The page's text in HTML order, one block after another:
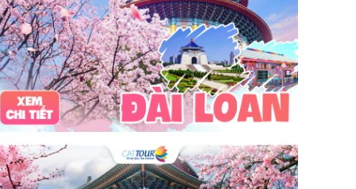
ô tô
phượt 99k buffet
lẩu
Tuyển dụng
Nhân viên Visa Cát Bà.
Cô Tô
miền Bắc
miền Trung
miền Nam
đền độc cước
chi phí giá
chợ
mùa đông
món ngon quà vặt
Chơi gì
câu mực đêm
Dù bay
Lặn biển
Vinpearl Cửa Hội
Water Fun
Công viên nước